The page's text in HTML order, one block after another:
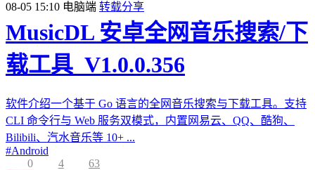
08-05 15:10 电脑端 转载分享
MusicDL 安卓全网音乐搜索/下
载工具_V1.0.0.356
软件介绍一个基于 Go 语言的全网音乐搜索与下载工具。支持
CLI 命令行与 Web 服务双模式，内置网易云、QQ、酷狗、
Bilibili、汽水音乐等 10+ ...
#Android
0
4 63